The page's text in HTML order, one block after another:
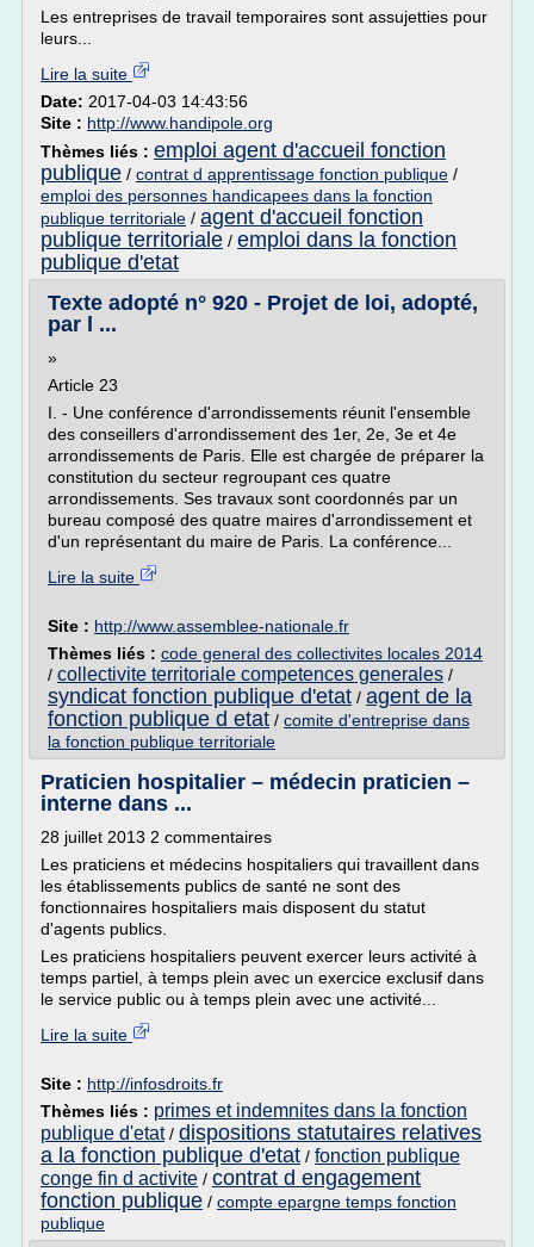
Les entreprises de travail temporaires sont assujetties pour
leurs...
Lire la suite
Date: 2017-04-03 14:43:56
Site : http://www.handipole.org
Thèmes liés : emploi agent d'accueil fonction
publique / contrat d apprentissage fonction publique /
emploi des personnes handicapees dans la fonction
publique territoriale / agent d'accueil fonction
publique territoriale / emploi dans la fonction
publique d'etat
Texte adopté n° 920 - Projet de loi, adopté,
par l ...
»
Article 23
I. - Une conférence d'arrondissements réunit l'ensemble
des conseillers d'arrondissement des 1er, 2e, 3e et 4e
arrondissements de Paris. Elle est chargée de préparer la
constitution du secteur regroupant ces quatre
arrondissements. Ses travaux sont coordonnés par un
bureau composé des quatre maires d'arrondissement et
d'un représentant du maire de Paris. La conférence...
Lire la suite
Site : http://www.assemblee-nationale.fr
Thèmes liés : code general des collectivites locales 2014
/ collectivite territoriale competences generales /
syndicat fonction publique d'etat / agent de la
fonction publique d etat / comite d'entreprise dans
la fonction publique territoriale
Praticien hospitalier – médecin praticien –
interne dans ...
28 juillet 2013 2 commentaires
Les praticiens et médecins hospitaliers qui travaillent dans
les établissements publics de santé ne sont des
fonctionnaires hospitaliers mais disposent du statut
d'agents publics.
Les praticiens hospitaliers peuvent exercer leurs activité à
temps partiel, à temps plein avec un exercice exclusif dans
le service public ou à temps plein avec une activité...
Lire la suite
Site : http://infosdroits.fr
Thèmes liés : primes et indemnites dans la fonction
publique d'etat/ dispositions statutaires relatives
a la fonction publique d'etat / fonction publique
conge fin d activite / contrat d engagement
fonction publique / compte epargne temps fonction
publique